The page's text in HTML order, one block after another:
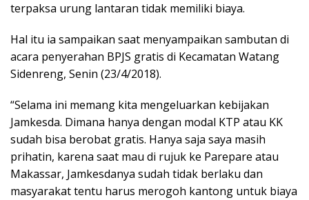
terpaksa urung lantaran tidak memiliki biaya.
Hal itu ia sampaikan saat menyampaikan sambutan di
acara penyerahan BPJS gratis di Kecamatan Watang
Sidenreng, Senin (23/4/2018).
“Selama ini memang kita mengeluarkan kebijakan
Jamkesda. Dimana hanya dengan modal KTP atau KK
sudah bisa berobat gratis. Hanya saja saya masih
prihatin, karena saat mau di rujuk ke Parepare atau
Makassar, Jamkesdanya sudah tidak berlaku dan
masyarakat tentu harus merogoh kantong untuk biaya